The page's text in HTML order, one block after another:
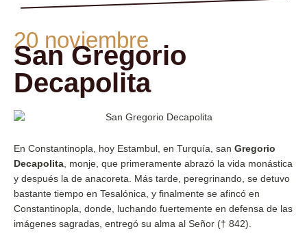
20 noviembre
San Gregorio
Decapolita
En Constantinopla, hoy Estambul, en Turquía, san Gregorio
Decapolita , monje, que primeramente abrazó la vida monástica
y después la de anacoreta. Más tarde, peregrinando, se detuvo
bastante tiempo en Tesalónica, y finalmente se afincó en
Constantinopla, donde, luchando fuertemente en defensa de las
imágenes sagradas, entregó su alma al Señor († 842).